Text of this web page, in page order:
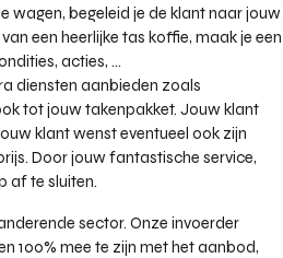
wagen, begeleid je de klant naar jouw
een heerlijke tas koffie, maak je een
acties, ...
diensten aanbieden zoals
tot jouw takenpakket. Jouw klant
klant wenst eventueel ook zijn
Door jouw fantastische service,
af te sluiten.
sector. Onze invoerder
100% mee te zijn met het aanbod,